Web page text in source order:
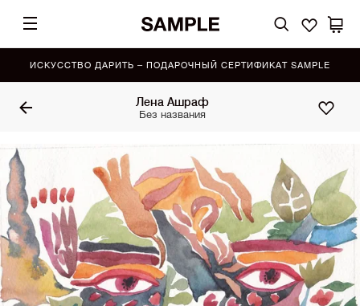
ИСКУССТВО ДАРИТЬ – ПОДАРОЧНЫЙ СЕРТИФИКАТ SAMPLE
Лена Ашраф
Без названия